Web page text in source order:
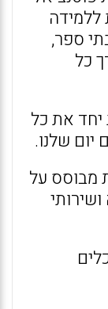
ללמידה
ספר,
כל
יחד את כל
יום שלנו.
מבוסס על